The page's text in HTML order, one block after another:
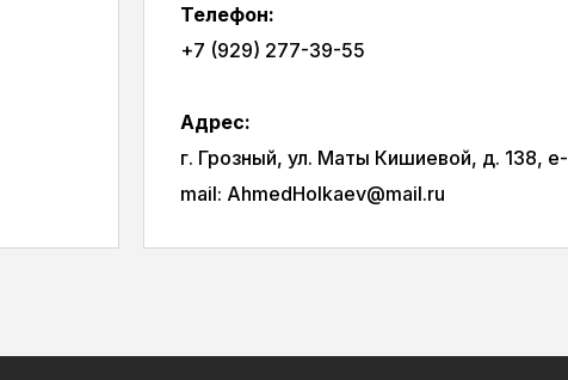
Телефон:
+7 (929) 277-39-55
Адрес:
г. Грозный, ул. Маты Кишиевой, д. 138, e-
mail: AhmedHolkaev@mail.ru